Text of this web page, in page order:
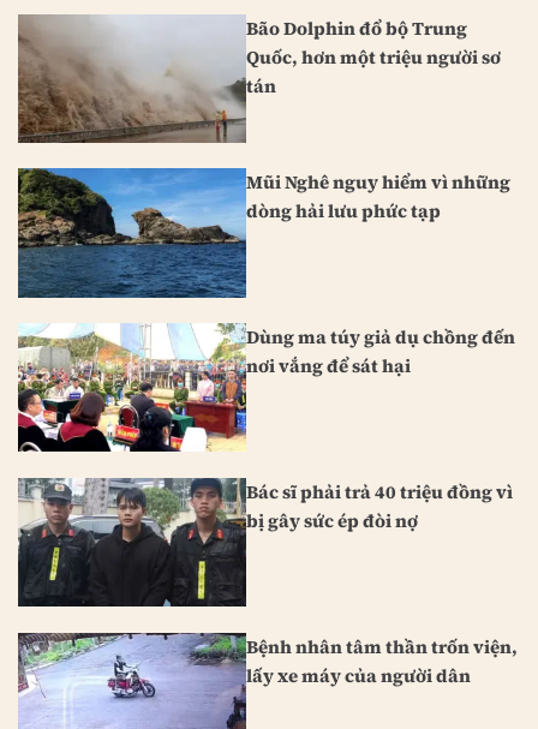
Bão Dolphin đổ bộ Trung
Quốc, hơn một triệu người sơ
tán
Mũi Nghê nguy hiểm vì những
dòng hải lưu phức tạp
Dùng ma túy giả dụ chồng đến
nơi vắng để sát hại
Bác sĩ phải trả 40 triệu đồng vì
bị gây sức ép đòi nợ
Bệnh nhân tâm thần trốn viện,
lấy xe máy của người dân